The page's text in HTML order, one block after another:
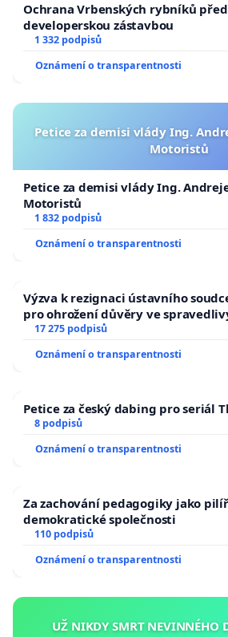
Ochrana Vrbenských rybníků
developerskou zástavbou
1 332 podpisů
Oznámení o transparentnosti
Petice za demisi vlády Ing.
Motoristů
Petice za demisi vlády Ing. Andreje
Motoristů
1 832 podpisů
Oznámení o transparentnosti
Výzva k rezignaci ústavního
pro ohrožení důvěry ve
17 275 podpisů
Oznámení o transparentnosti
Petice za český dabing pro seriál
8 podpisů
Oznámení o transparentnosti
Za zachování pedagogiky jako
demokratické společnosti
110 podpisů
Oznámení o transparentnosti
UŽ NIKDY SMRT NEVINNÉHO